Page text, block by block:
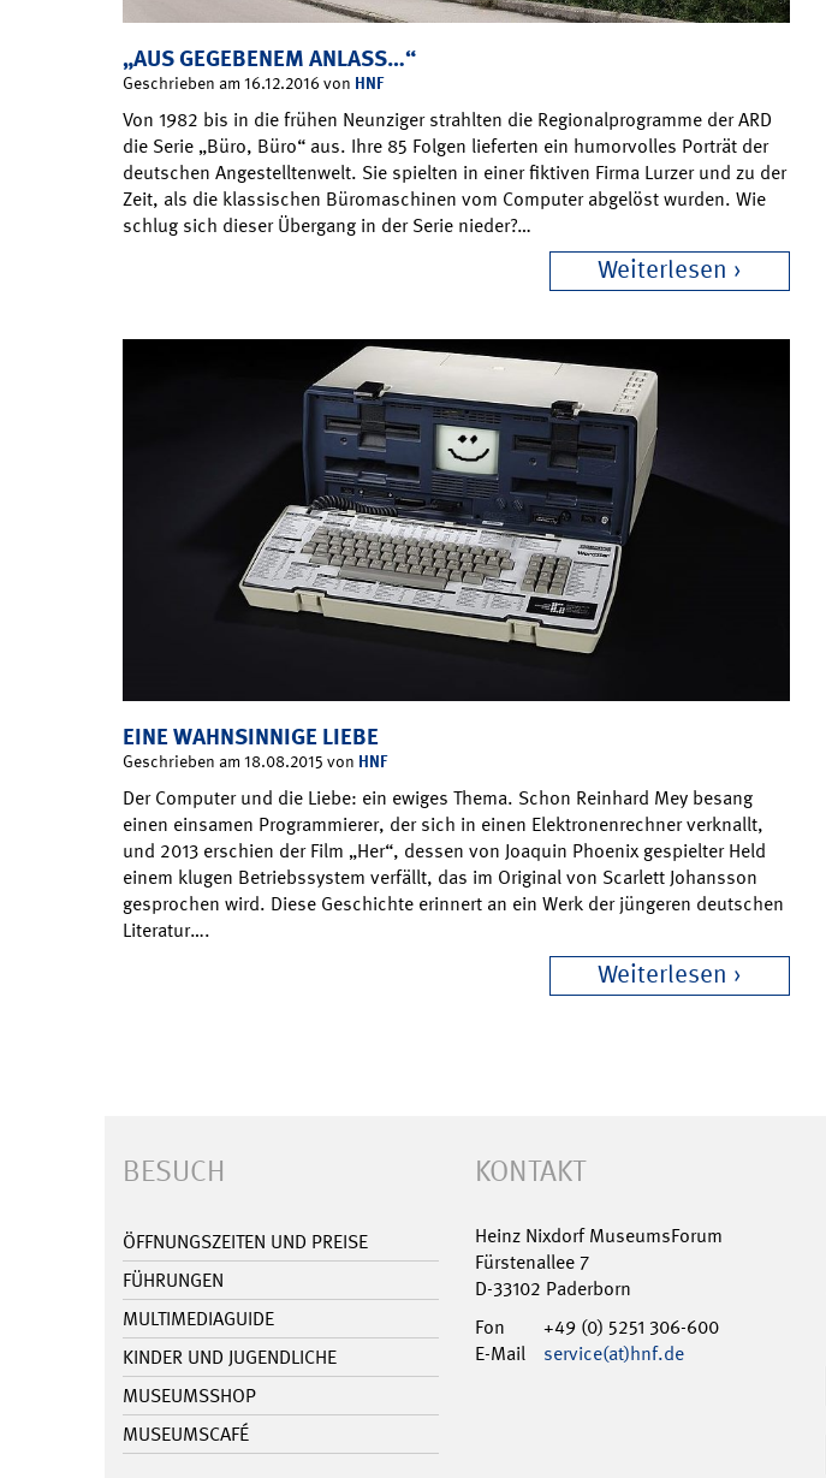
„AUS GEGEBENEM ANLASS…“
Geschrieben am 16.12.2016 von HNF
Von 1982 bis in die frühen Neunziger strahlten die Regionalprogramme der ARD
die Serie „Büro, Büro“ aus. Ihre 85 Folgen lieferten ein humorvolles Porträt der
deutschen Angestelltenwelt. Sie spielten in einer fiktiven Firma Lurzer und zu der
Zeit, als die klassischen Büromaschinen vom Computer abgelöst wurden. Wie
schlug sich dieser Übergang in der Serie nieder?…
Weiterlesen
EINE WAHNSINNIGE LIEBE
Geschrieben am 18.08.2015 von HNF
Der Computer und die Liebe: ein ewiges Thema. Schon Reinhard Mey besang
einen einsamen Programmierer, der sich in einen Elektronenrechner verknallt,
und 2013 erschien der Film „Her“, dessen von Joaquin Phoenix gespielter Held
einem klugen Betriebssystem verfällt, das im Original von Scarlett Johansson
gesprochen wird. Diese Geschichte erinnert an ein Werk der jüngeren deutschen
Literatur….
Weiterlesen
BESUCH
ÖFFNUNGSZEITEN UND PREISE
FÜHRUNGEN
MULTIMEDIAGUIDE
KINDER UND JUGENDLICHE
MUSEUMSSHOP
MUSEUMSCAFÉ
KONTAKT
Heinz Nixdorf MuseumsForum
Fürstenallee 7
D-33102 Paderborn
Fon
+49 (0) 5251 306-600
E-Mail
service(at)hnf.de